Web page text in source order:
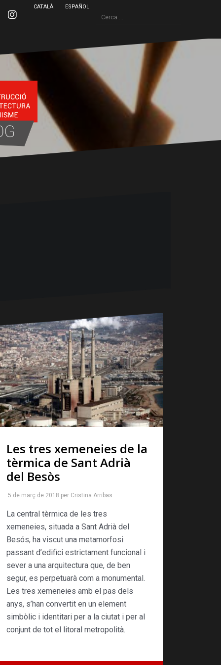
CATALÀ ESPAÑOL
Cerca:
Les tres xemeneies de la
tèrmica de Sant Adrià
del Besòs
5 de març de 2018 per Cristina Arribas
La central tèrmica de les tres
xemeneies, situada a Sant Adrià del
Besós, ha viscut una metamorfo­si
passant d’edifici estrictament funcional i
sever a una arquitectura que, de ben
segur, es perpetuarà com a monumental.
Les tres xemeneies amb el pas dels
anys, s’han con­vertit en un element
simbòlic i identitari per a la ciutat i per al
conjunt de tot el litoral metropolità.